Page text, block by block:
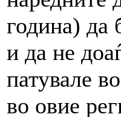
година) да
и да не
патувале
во овие